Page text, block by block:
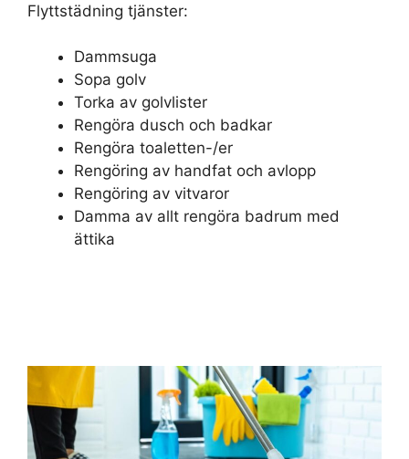
Flyttstädning tjänster:
Dammsuga
Sopa golv
Torka av golvlister
Rengöra dusch och badkar
Rengöra toaletten-/er
Rengöring av handfat och avlopp
Rengöring av vitvaror
Damma av allt rengöra badrum med
ättika